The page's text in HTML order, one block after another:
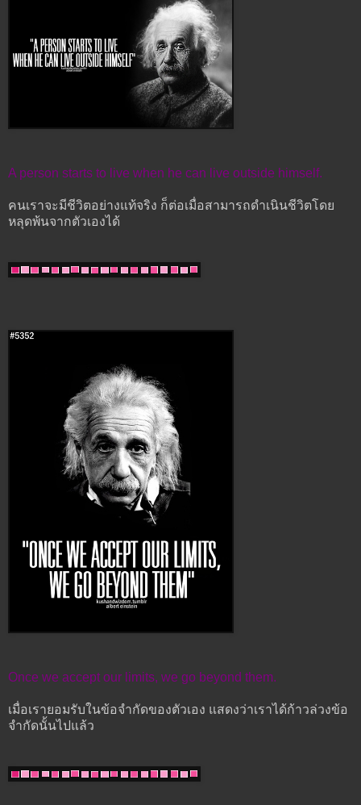
A person starts to live when he can live outside himself.
คนเราจะมีชีวิตอย่างแท้จริง ก็ต่อเมื่อสามารถดำเนินชีวิตโดย
หลุดพ้นจากตัวเองได้
Once we accept our limits, we go beyond them.
เมื่อเรายอมรับในข้อจำกัดของตัวเอง แสดงว่าเราได้ก้าวล่วงข้อ
จำกัดนั้นไปแล้ว